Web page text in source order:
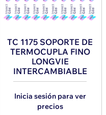
TC 1175 SOPORTE DE
TERMOCUPLA FINO
LONGVIE
INTERCAMBIABLE
Inicia sesión para ver
precios